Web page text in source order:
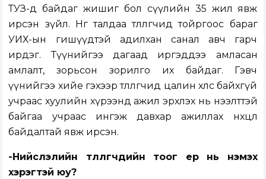
ТУЗ-д байдаг жишиг бол сүүлийн 35 жил явж
ирсэн зүйл. Нөгөө талдаа төлөөлөгчид тойргоос бараг
УИХ-ын гишүүдтэй адилхан санал авч гарч
ирдэг. Түүнийгээ дагаад иргэддээ амласан
амлалт, зорьсон зорилго их байдаг. Гэвч
үүнийгээ хийе гэхээр төлөөлөгчид цалин хөлс байхгүй
учраас хуулийн хүрээнд ажил эрхлэх нь нээлттэй
байгаа учраас ингэж давхар ажиллах нөхцөл
байдалтай явж ирсэн.
-Нийслэлийн төлөөлөгчдийн тоог ер нь нэмэх
хэрэгтэй юу?